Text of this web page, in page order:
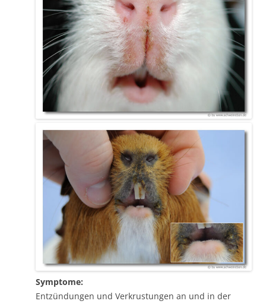
Symptome:
Entzündungen und Verkrustungen an und in der